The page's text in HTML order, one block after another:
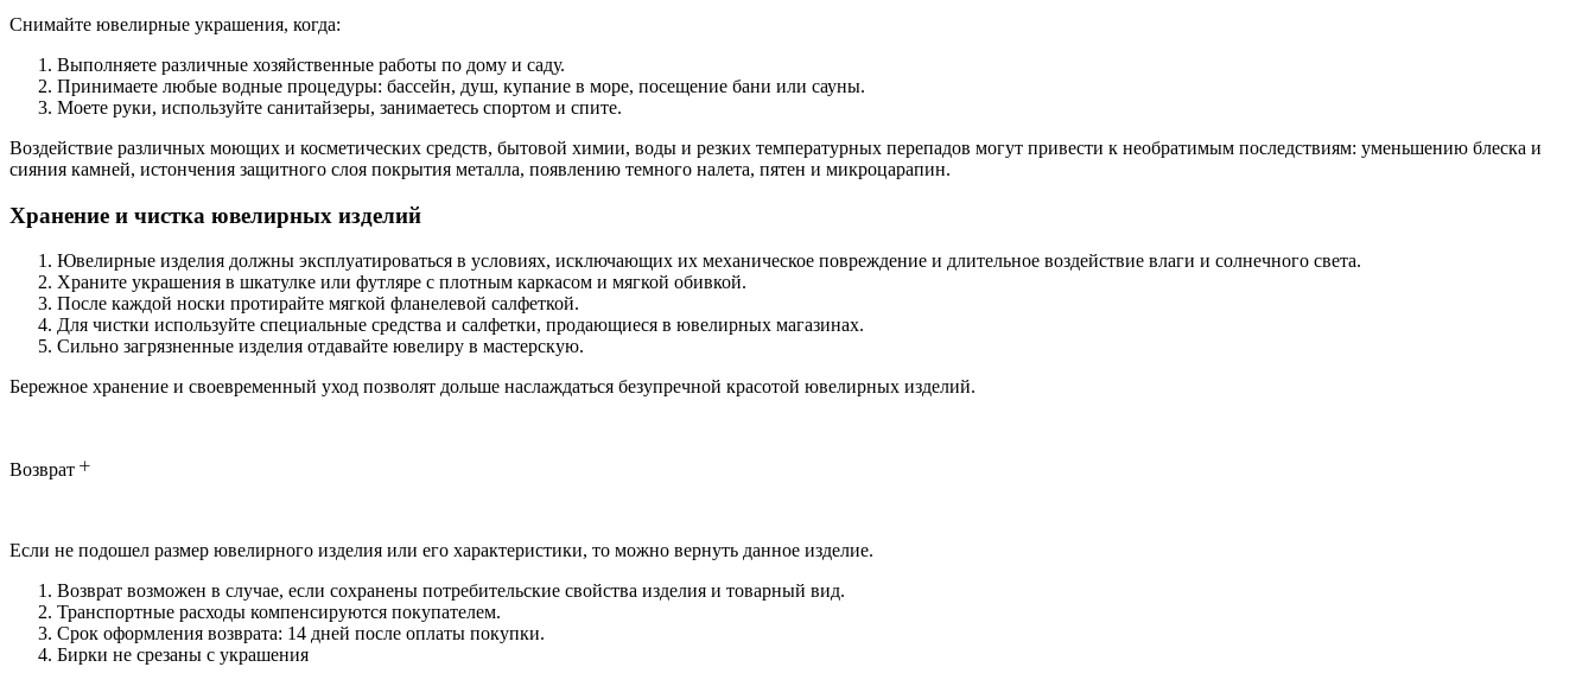
Снимайте ювелирные украшения, когда:
Выполняете различные хозяйственные работы по дому и саду.
Принимаете любые водные процедуры: бассейн, душ, купание в море, посещение бани или сауны.
Моете руки, используйте санитайзеры, занимаетесь спортом и спите.
Воздействие различных моющих и косметических средств, бытовой химии, воды и резких температурных перепадов могут привести к необратимым последствиям: уменьшению блеска и
сияния камней, истончения защитного слоя покрытия металла, появлению темного налета, пятен и микроцарапин.
Хранение и чистка ювелирных изделий
Ювелирные изделия должны эксплуатироваться в условиях, исключающих их механическое повреждение и длительное воздействие влаги и солнечного света.
Храните украшения в шкатулке или футляре с плотным каркасом и мягкой обивкой.
После каждой носки протирайте мягкой фланелевой салфеткой.
Для чистки используйте специальные средства и салфетки, продающиеся в ювелирных магазинах.
Сильно загрязненные изделия отдавайте ювелиру в мастерскую.
Бережное хранение и своевременный уход позволят дольше наслаждаться безупречной красотой ювелирных изделий.
Возврат
Если не подошел размер ювелирного изделия или его характеристики, то можно вернуть данное изделие.
Возврат возможен в случае, если сохранены потребительские свойства изделия и товарный вид.
Транспортные расходы компенсируются покупателем.
Срок оформления возврата: 14 дней после оплаты покупки.
Бирки не срезаны с украшения